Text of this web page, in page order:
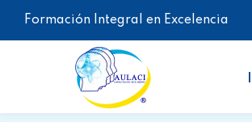
Formación Integral en Excelencia